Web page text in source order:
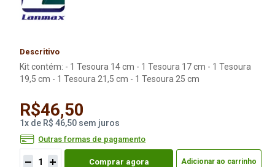
Descritivo
Kit contém: - 1 Tesoura 14 cm - 1 Tesoura 17 cm - 1 Tesoura
19,5 cm - 1 Tesoura 21,5 cm - 1 Tesoura 25 cm
R$46,50
1x de R$ 46,50 sem juros
Outras formas de pagamento
Comprar agora Adicionar ao carrinho